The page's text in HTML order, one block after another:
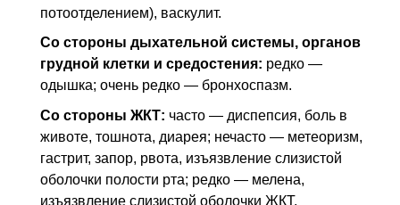
потоотделением), васкулит.
Со стороны дыхательной системы, органов
грудной клетки и средостения: редко —
одышка; очень редко — бронхоспазм.
Со стороны ЖКТ: часто — диспепсия, боль в
животе, тошнота, диарея; нечасто — метеоризм,
гастрит, запор, рвота, изъязвление слизистой
оболочки полости рта; редко — мелена,
изъязвление слизистой оболочки ЖКТ,